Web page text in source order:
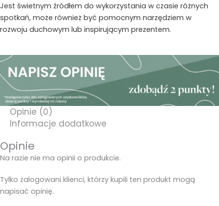
Jest świetnym źródłem do wykorzystania w czasie różnych
spotkań, może również być pomocnym narzędziem w
rozwoju duchowym lub inspirującym prezentem.
Opinie (0)
Informacje dodatkowe
Opinie
Na razie nie ma opinii o produkcie.
Tylko zalogowani klienci, którzy kupili ten produkt mogą
napisać opinię.